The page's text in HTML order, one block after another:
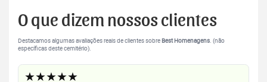
O que dizem nossos clientes
Destacamos algumas avaliações reais de clientes sobreBest Homenagens. (não
específicas deste cemitério).
★★★★★